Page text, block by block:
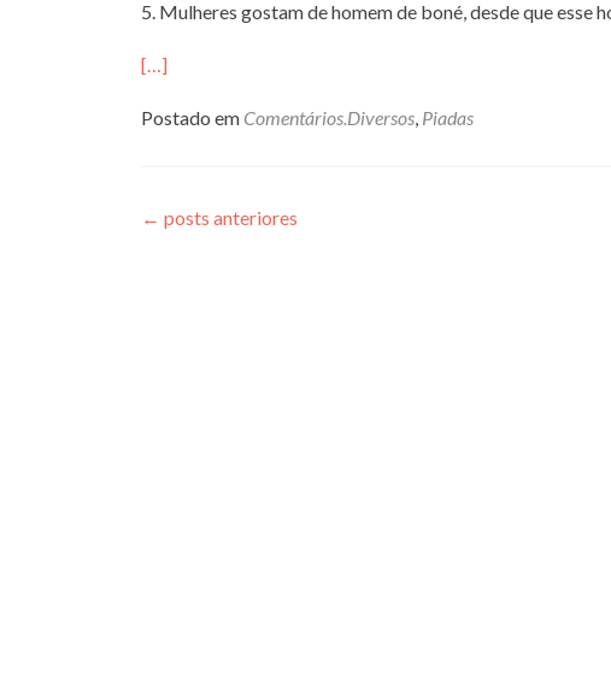
5. Mulheres gostam de homem de boné, desde que esse
[…]
Postado em Comentários.Diversos, Piadas
← posts anteriores